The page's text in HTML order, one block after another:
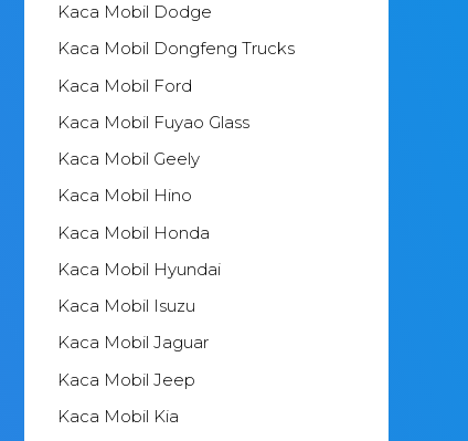
Kaca Mobil Dodge
Kaca Mobil Dongfeng Trucks
Kaca Mobil Ford
Kaca Mobil Fuyao Glass
Kaca Mobil Geely
Kaca Mobil Hino
Kaca Mobil Honda
Kaca Mobil Hyundai
Kaca Mobil Isuzu
Kaca Mobil Jaguar
Kaca Mobil Jeep
Kaca Mobil Kia